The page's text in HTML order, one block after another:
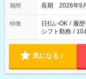
期間 長期 2026年9
特徴 日払いOK / 履
シフト勤務 / 10
気になる！